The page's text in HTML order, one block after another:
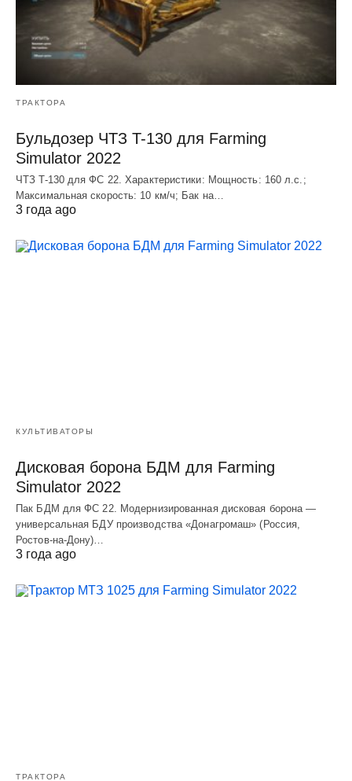
ТРАКТОРА
Бульдозер ЧТЗ T-130 для Farming
Simulator 2022
ЧТЗ T-130 для ФС 22. Характеристики: Мощноcть: 160 л.c.;
Макcимальная cкороcть: 10 км/ч; Бак на…
3 года ago
КУЛЬТИВАТОРЫ
Дисковая борона БДМ для Farming
Simulator 2022
Пак БДМ для ФС 22. Модернизированная дисковая борона —
универсальная БДУ производства «Донагромаш» (Россия,
Ростов-на-Дону)…
3 года ago
ТРАКТОРА